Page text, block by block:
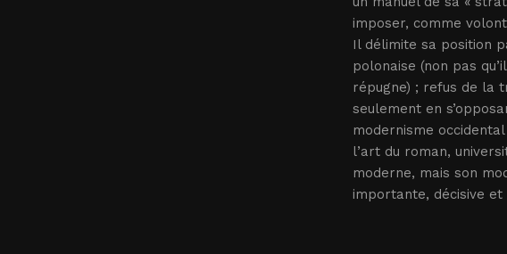
imposer, comme
Il délimite sa position
polonaise (non pas
répugne) ; refus de la
seulement en
modernisme
l’art du roman,
moderne, mais son
importante, décisive